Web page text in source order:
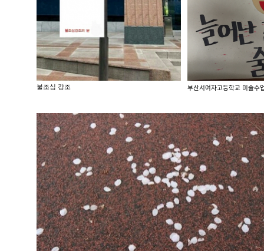
불조심 강조 부산서여자고등학교 미